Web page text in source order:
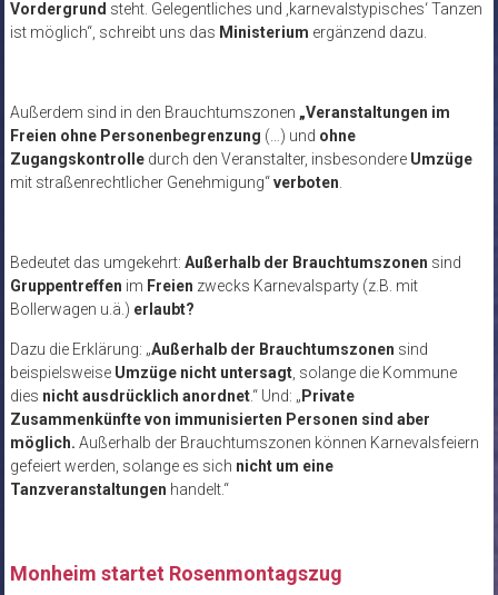
Vordergrund steht. Gelegentliches und ‚karnevalstypisches‘ Tanzen
ist möglich“, schreibt uns das Ministerium ergänzend dazu.
Außerdem sind in den Brauchtumszonen „Veranstaltungen im
Freien ohne Personenbegrenzung (…) und ohne
Zugangskontrolledurch den Veranstalter, insbesondere Umzüge
mit straßenrechtlicher Genehmigung“verboten
Bedeutet das umgekehrt: Außerhalb der Brauchtumszonen sind
Gruppentreffen im Freien zwecks Karnevalsparty (z.B. mit
Bollerwagen u.ä.) erlaubt?
Dazu die Erklärung: „Außerhalb der Brauchtumszonen sind
beispielsweise Umzüge nicht untersagt, solange die Kommune
dies nicht ausdrücklich anordnet.“ Und: „ Private
Zusammenkünfte von immunisierten Personen sind aber
möglich. Außerhalb der Brauchtumszonen können Karnevalsfeiern
gefeiert werden, solange es sich nicht um eine
Tanzveranstaltungen handelt.“
Monheim startet Rosenmontagszug